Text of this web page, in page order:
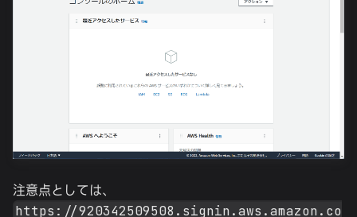
注意点としては、
https://920342509508.signin.aws.amazon.co